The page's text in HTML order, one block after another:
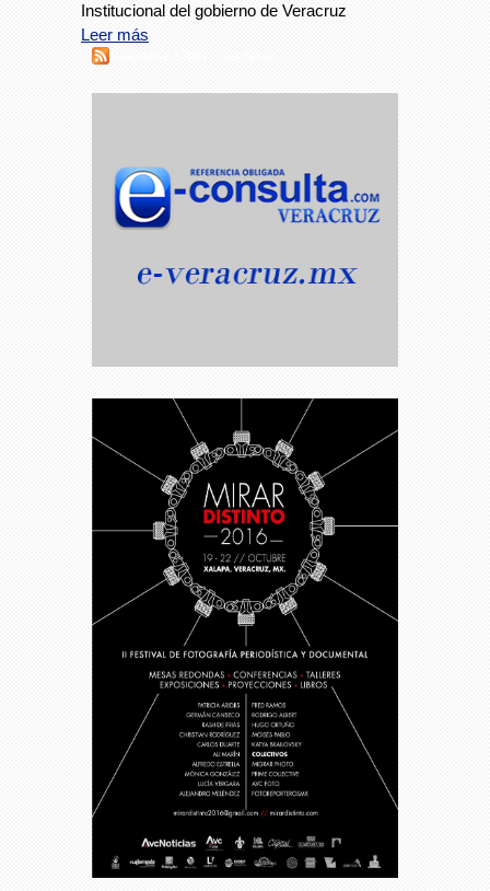
Institucional del gobierno de Veracruz
Leer más